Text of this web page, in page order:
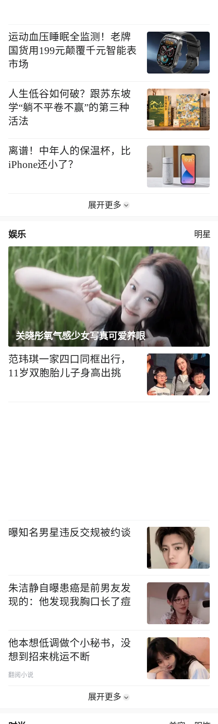
运动血压睡眠全监测！老牌
国货用199元颠覆千元智能表
市场
人生低谷如何破？跟苏东坡
学“躺不平卷不赢”的第三种
活法
离谱！中年人的保温杯，比
iPhone还小了？
展开更多
娱乐 明星
关晓彤氧气感少女写真可爱养眼
范玮琪一家四口同框出行，
11岁双胞胎儿子身高出挑
曝知名男星违反交规被约谈
朱洁静自曝患癌是前男友发
现的：他发现我胸口长了痘
他本想低调做个小秘书，没
想到招来桃运不断
翻阅小说
展开更多